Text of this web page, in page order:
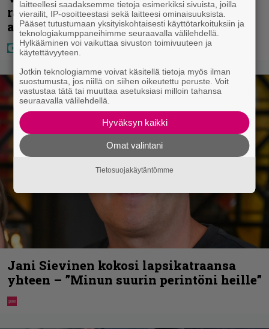
ravintolassa – pettyi siellä kahteen
asiaan
Jani Sievinen kokosi lapsikatraansa
yhteen – ”Minun suurin perintöni heille”
laitteellesi saadaksemme tietoja esimerkiksi sivuista, joilla
vierailit, IP-osoitteestasi sekä laitteesi ominaisuuksista.
Pääset tutustumaan yksityiskohtaisesti käyttötarkoituksiin ja
teknologiakumppaneihimme seuraavalla välilehdellä.
Hylkääminen voi vaikuttaa sivuston toimivuuteen ja
käytettävyyteen.
Jotkin teknologiamme voivat käsitellä tietoja myös ilman
suostumusta, jos niillä on siihen oikeutettu peruste. Voit
vastustaa tätä tai muuttaa asetuksiasi milloin tahansa
seuraavalla välilehdellä.
Hyväksyn kaikki
Omat valintani
Tietosuojakäytäntömme